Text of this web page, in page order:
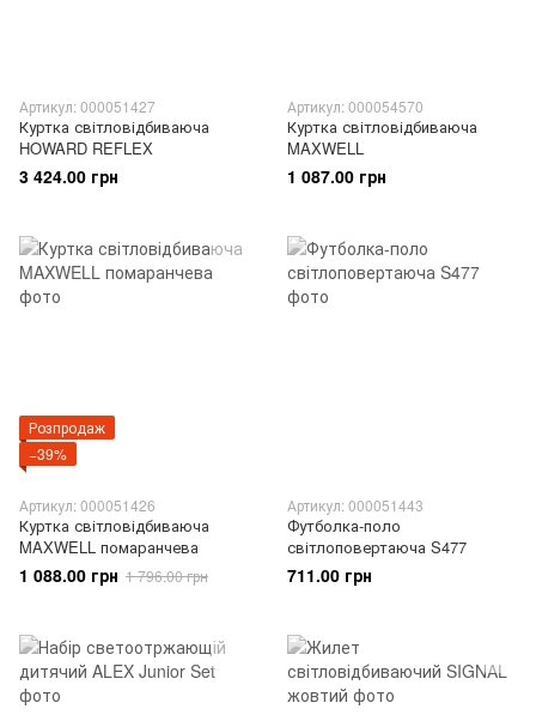
Артикул: 000051427
Куртка світловідбиваюча
HOWARD REFLEX
3 424.00 грн
Артикул: 000054570
Куртка світловідбиваюча
MAXWELL
1 087.00 грн
Розпродаж
−39%
Артикул: 000051426
Куртка світловідбиваюча
MAXWELL помаранчева
1 088.00 грн 1 796.00 грн
Артикул: 000051443
Футболка-поло
світлоповертаюча S477
711.00 грн